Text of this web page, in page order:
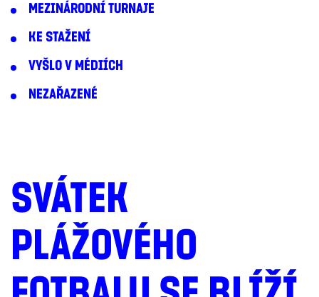
MEZINÁRODNÍ TURNAJE
KE STAŽENÍ
VYŠLO V MÉDIÍCH
NEZAŘAZENÉ
SVÁTEK
PLÁŽOVÉHO